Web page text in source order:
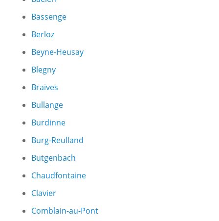
Bassenge
Berloz
Beyne-Heusay
Blegny
Braives
Bullange
Burdinne
Burg-Reulland
Butgenbach
Chaudfontaine
Clavier
Comblain-au-Pont